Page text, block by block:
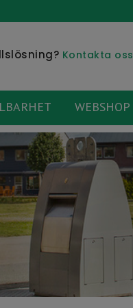
Kontakta oss
WEBSHOP